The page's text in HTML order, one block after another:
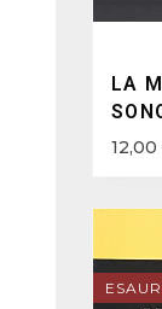
LA
12,00